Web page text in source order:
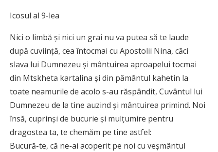
Icosul al 9-lea
Nici o limbă și nici un grai nu va putea să te laude
după cuviință, cea întocmai cu Apostolii Nina, căci
slava lui Dumnezeu și mântuirea aproapelui tocmai
din Mtskheta kartalina și din pământul kahetin la
toate neamurile de acolo s-au răspândit, Cuvântul lui
Dumnezeu de la tine auzind și mântuirea primind. Noi
însă, cuprinși de bucurie și mulțumire pentru
dragostea ta, te chemăm pe tine astfel:
Bucură-te, că ne-ai acoperit pe noi cu veșmântul